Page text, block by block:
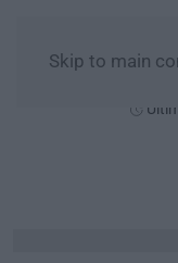
Skip to main